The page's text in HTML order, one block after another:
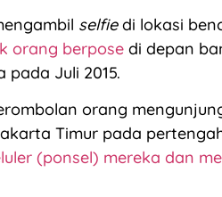
selfiedi lokasi
orang berpose di depan
pada Juli 2015.
orang
Timur pada
(ponsel) mereka dan